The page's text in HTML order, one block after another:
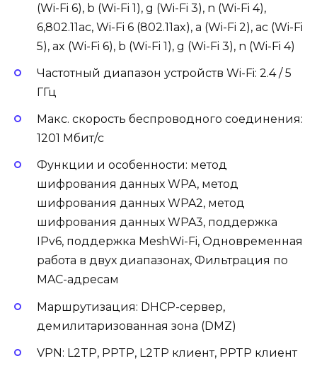
(Wi-Fi 6), b (Wi-Fi 1), g (Wi-Fi 3), n (Wi-Fi 4),
6,802.11ac, Wi-Fi 6 (802.11ax), a (Wi-Fi 2), ac (Wi-Fi
5), ax (Wi-Fi 6), b (Wi-Fi 1), g (Wi-Fi 3), n (Wi-Fi 4)
Частотный диапазон устройств Wi-Fi: 2.4 / 5
ГГц
Макс. скорость беспроводного соединения:
1201 Мбит/с
Функции и особенности: метод
шифрования данных WPA, метод
шифрования данных WPA2, метод
шифрования данных WPA3, поддержка
IPv6, поддержка MeshWi-Fi, Одновременная
работа в двух диапазонах, Фильтрация по
MAC-адресам
Маршрутизация: DHCP-сервер,
демилитаризованная зона (DMZ)
VPN: L2TP, PPTP, L2TP клиент, PPTP клиент